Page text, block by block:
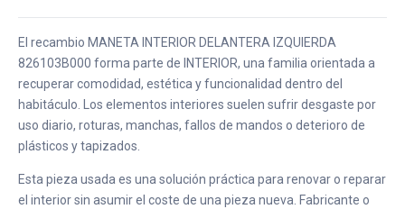
El recambio MANETA INTERIOR DELANTERA IZQUIERDA
826103B000 forma parte de INTERIOR, una familia orientada a
recuperar comodidad, estética y funcionalidad dentro del
habitáculo. Los elementos interiores suelen sufrir desgaste por
uso diario, roturas, manchas, fallos de mandos o deterioro de
plásticos y tapizados.
Esta pieza usada es una solución práctica para renovar o reparar
el interior sin asumir el coste de una pieza nueva. Fabricante o